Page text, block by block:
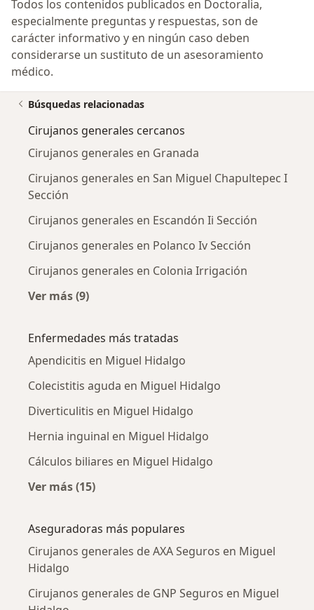
Todos los contenidos publicados en Doctoralia,
especialmente preguntas y respuestas, son de
carácter informativo y en ningún caso deben
considerarse un sustituto de un asesoramiento
médico.
Búsquedas relacionadas
Cirujanos generales cercanos
Cirujanos generales en Granada
Cirujanos generales en San Miguel Chapultepec I
Sección
Cirujanos generales en Escandón Ii Sección
Cirujanos generales en Polanco Iv Sección
Cirujanos generales en Colonia Irrigación
Ver más (9)
Enfermedades más tratadas
Apendicitis en Miguel Hidalgo
Colecistitis aguda en Miguel Hidalgo
Diverticulitis en Miguel Hidalgo
Hernia inguinal en Miguel Hidalgo
Cálculos biliares en Miguel Hidalgo
Ver más (15)
Aseguradoras más populares
Cirujanos generales de AXA Seguros en Miguel
Hidalgo
Cirujanos generales de GNP Seguros en Miguel